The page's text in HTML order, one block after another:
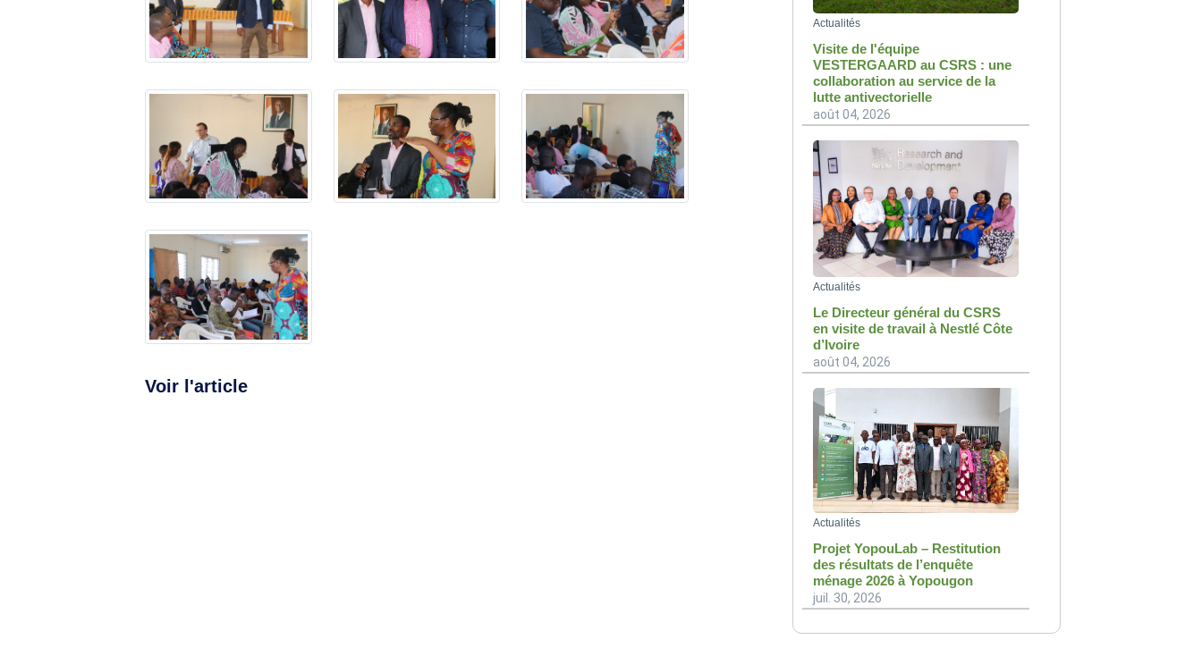
Voir l'article
Actualités
Visite de l'équipe
VESTERGAARD au CSRS : une
collaboration au service de la
lutte antivectorielle
août 04, 2026
Actualités
Le Directeur général du CSRS
en visite de travail à Nestlé Côte
d’Ivoire
août 04, 2026
Actualités
Projet YopouLab – Restitution
des résultats de l’enquête
ménage 2026 à Yopougon
juil. 30, 2026